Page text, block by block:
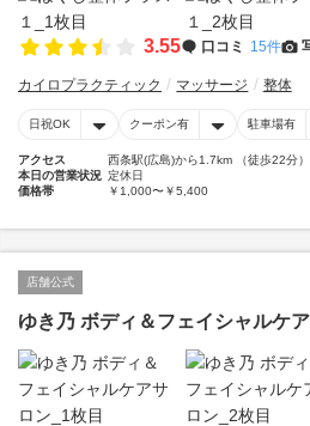
3.55 口コミ 15件
カイロプラクティック マッサージ 整体
日祝OK クーポン有 駐車場有
アクセス
西条駅(広島)から1.7km （徒歩22分）
本日の営業状況 定休日
価格帯
￥1,000〜￥5,400
店舗公式
ゆき乃 ボディ＆フェイシャルケ